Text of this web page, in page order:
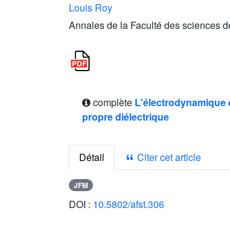
Louis Roy
Annales de la Faculté des sciences
complète L'électrodynamique
propre diélectrique
Détail Citer cet article
JFM
DOI : 10.5802/afst.306